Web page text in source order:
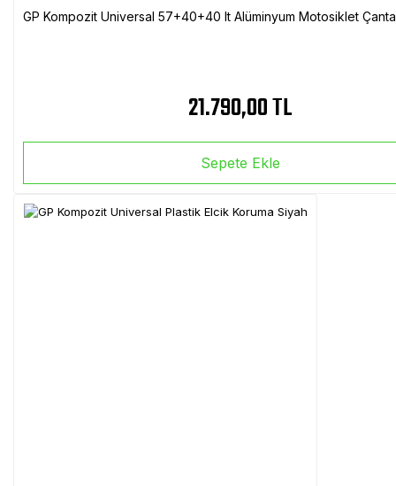
GP Kompozit Universal 57+40+40 lt Alüminyum Motosiklet
21.790,00 TL
Sepete Ekle